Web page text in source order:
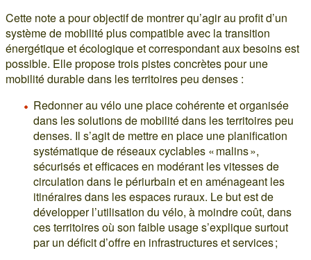
Cette note a pour objectif de montrer qu’agir au profit d’un
système de mobilité plus compatible avec la transition
énergétique et écologique et correspondant aux besoins est
possible. Elle propose trois pistes concrètes pour une
mobilité durable dans les territoires peu denses :
Redonner au vélo une place cohérente et organisée
dans les solutions de mobilité dans les territoires peu
denses. Il s’agit de mettre en place une planification
systématique de réseaux cyclables « malins »,
sécurisés et efficaces en modérant les vitesses de
circulation dans le périurbain et en aménageant les
itinéraires dans les espaces ruraux. Le but est de
développer l’utilisation du vélo, à moindre coût, dans
ces territoires où son faible usage s’explique surtout
par un déficit d’offre en infrastructures et services ;